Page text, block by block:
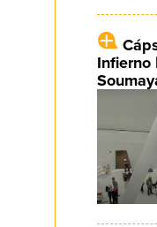
Infierno